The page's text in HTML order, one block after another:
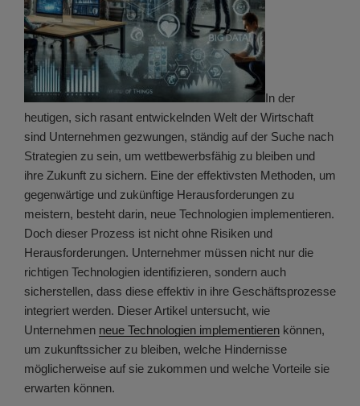
In der
heutigen, sich rasant entwickelnden Welt der Wirtschaft
sind Unternehmen gezwungen, ständig auf der Suche nach
Strategien zu sein, um wettbewerbsfähig zu bleiben und
ihre Zukunft zu sichern. Eine der effektivsten Methoden, um
gegenwärtige und zukünftige Herausforderungen zu
meistern, besteht darin, neue Technologien implementieren.
Doch dieser Prozess ist nicht ohne Risiken und
Herausforderungen. Unternehmer müssen nicht nur die
richtigen Technologien identifizieren, sondern auch
sicherstellen, dass diese effektiv in ihre Geschäftsprozesse
integriert werden. Dieser Artikel untersucht, wie
Unternehmen neue Technologien implementieren können,
um zukunftssicher zu bleiben, welche Hindernisse
möglicherweise auf sie zukommen und welche Vorteile sie
erwarten können.